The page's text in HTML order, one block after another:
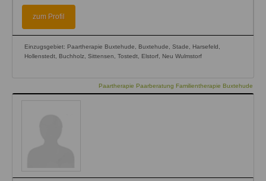
zum Profil
Einzugsgebiet: Paartherapie Buxtehude, Buxtehude, Stade, Harsefeld,
Hollenstedt, Buchholz, Sittensen, Tostedt, Elstorf, Neu Wulmstorf
Paartherapie Paarberatung Familientherapie Buxtehude